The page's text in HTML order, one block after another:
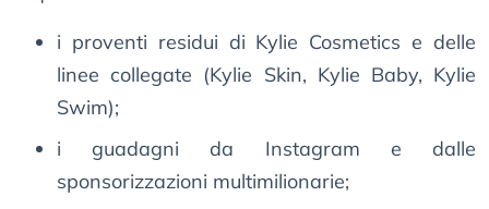
i proventi residui di Kylie Cosmetics e delle
linee collegate (Kylie Skin, Kylie Baby, Kylie
Swim);
i guadagni da Instagram e dalle
sponsorizzazioni multimilionarie;